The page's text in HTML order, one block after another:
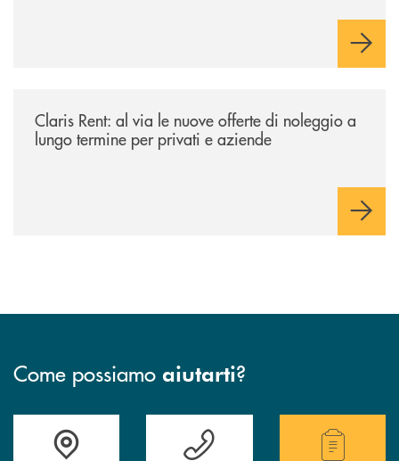
Claris Rent: al via le nuove offerte di noleggio a
lungo termine per privati e aziende
Come possiamo aiutarti?
Accedi all' elenco completo delle filiali .Hai bisogno di assistenza immediata ?
Hai bisogno di